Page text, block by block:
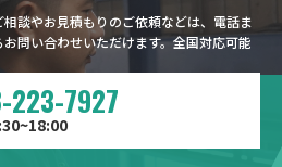
談やお見積もりのご依頼などは、電話ま
問い合わせいただけます。全国対応可能
223-7927